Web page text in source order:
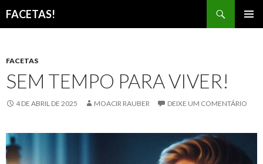
FACETAS!
CONTEÚDO
FACETAS
SEM TEMPO PARA VIVER!
4 DE ABRIL DE 2025 MOACIR RAUBER DEIXE UM COMENTÁRIO